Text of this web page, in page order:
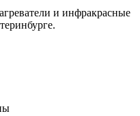
и инфракрасные